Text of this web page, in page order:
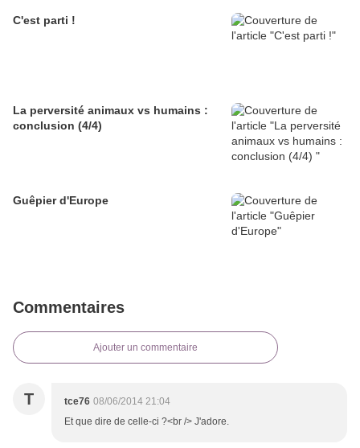
C'est parti !
La perversité animaux vs humains :
conclusion (4/4)
Guêpier d'Europe
Commentaires
Ajouter un commentaire
T tce76 08/06/2014 21:04
Et que dire de celle-ci ?<br /> J'adore.